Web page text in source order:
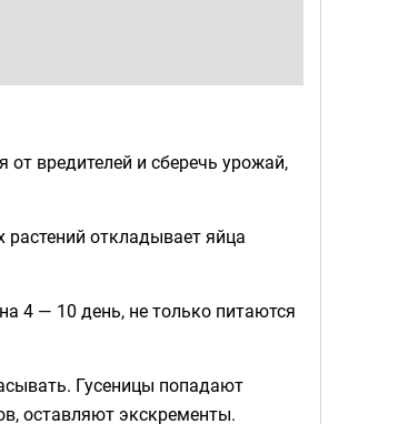
вредителей и сберечь урожай,
откладывает яйца
4 — 10 день, не только питаются
Гусеницы попадают
оставляют экскременты.